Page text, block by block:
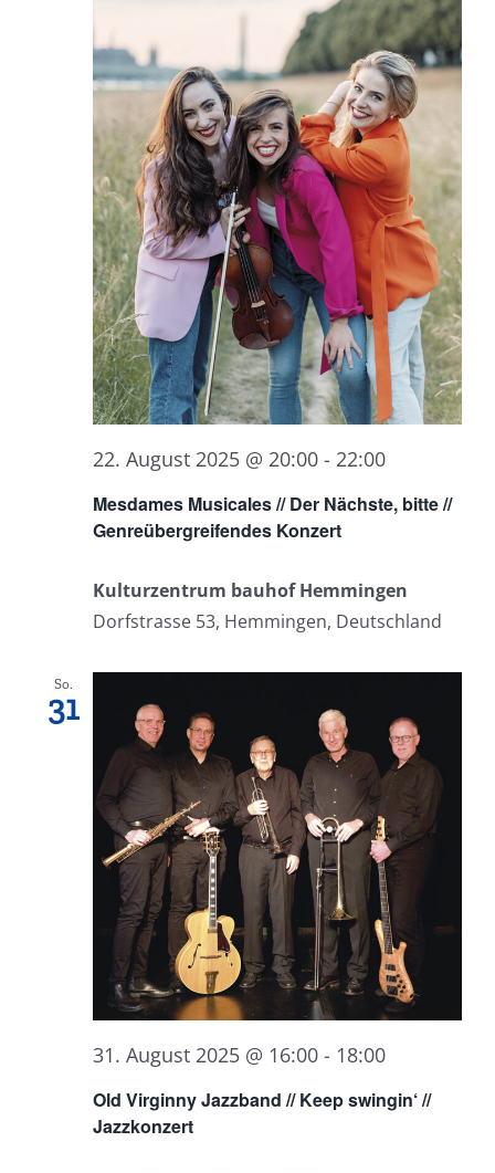
Mesdames Musicales // Der Nächste, bitte //
Genreübergreifendes Konzert
22. August 2025 @ 20:00 - 22:00
Kulturzentrum bauhof Hemmingen
Dorfstrasse 53, Hemmingen, Deutschland
So.
31
Old Virginny Jazzband // Keep swingin‘ //
Jazzkonzert
31. August 2025 @ 16:00 - 18:00